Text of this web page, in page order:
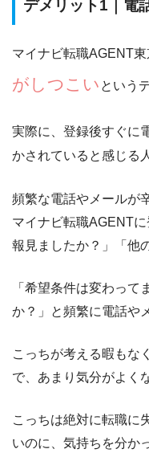
デメリット1｜電
マイナビ転職AGENT東
がしつこい という
実際に、登録後すぐに
かされていると感じる
頻繁な電話やメールが
マイナビ転職AGENT
報見ましたか？」「他
「希望条件は変わって
か？」と頻繁に電話や
こっちが考える暇もな
で、あまり気分がよく
こっちは絶対に転職に
いのに、気持ちを分か